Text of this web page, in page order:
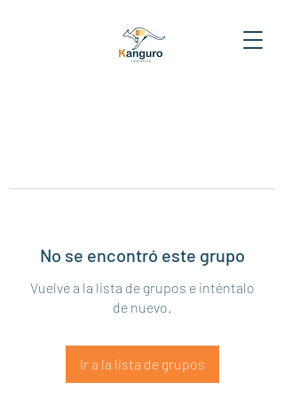
No se encontró este grupo
Vuelve a la lista de grupos e inténtalo
de nuevo.
Ir a la lista de grupos